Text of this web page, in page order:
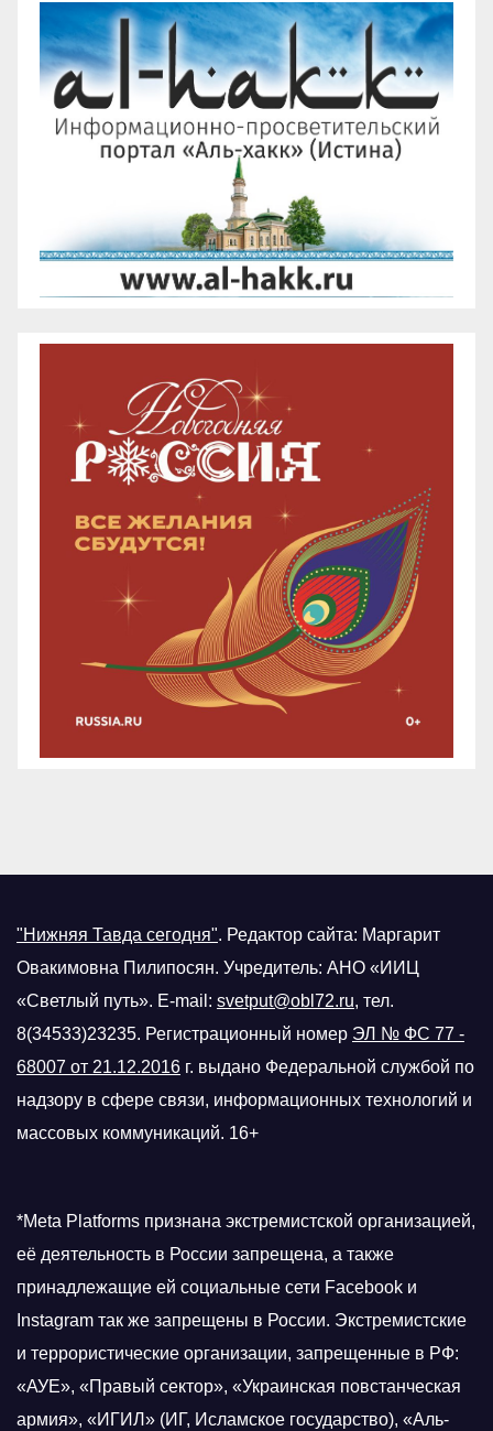
"Нижняя Тавда сегодня". Редактор сайта: Маргарит
Овакимовна Пилипосян. Учредитель: АНО «ИИЦ
«Светлый путь». E-mail: svetput@obl72.ru, тел.
8(34533)23235. Регистрационный номер ЭЛ № ФС 77 -
68007 от 21.12.2016 г. выдано Федеральной службой по
надзору в сфере связи, информационных технологий и
массовых коммуникаций. 16+
*Meta Platforms признана экстремистской организацией,
её деятельность в России запрещена, а также
принадлежащие ей социальные сети Facebook и
Instagram так же запрещены в России. Экстремистские
и террористические организации, запрещенные в РФ:
«АУЕ», «Правый сектор», «Украинская повстанческая
армия», «ИГИЛ» (ИГ, Исламское государство), «Аль-